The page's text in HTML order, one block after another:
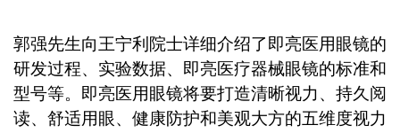
郭强先生向王宁利院士详细介绍了即亮医用眼镜的
研发过程、实验数据、即亮医疗器械眼镜的标准和
型号等。即亮医用眼镜将要打造清晰视力、持久阅
读、舒适用眼、健康防护和美观大方的五维度视力